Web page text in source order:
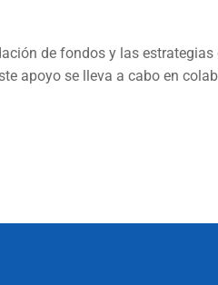
de fondos y las
apoyo se lleva a cabo en